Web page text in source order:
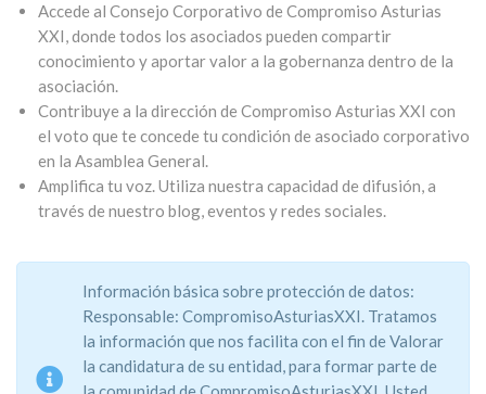
Accede al Consejo Corporativo de Compromiso Asturias
XXI, donde todos los asociados pueden compartir
conocimiento y aportar valor a la gobernanza dentro de la
asociación.
Contribuye a la dirección de Compromiso Asturias XXI con
el voto que te concede tu condición de asociado corporativo
en la Asamblea General.
Amplifica tu voz. Utiliza nuestra capacidad de difusión, a
través de nuestro blog, eventos y redes sociales.
Información básica sobre protección de datos:
Responsable: CompromisoAsturiasXXI. Tratamos
la información que nos facilita con el fin de Valorar
la candidatura de su entidad, para formar parte de